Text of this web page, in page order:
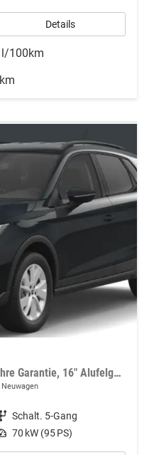
Details
l/100km
Reference 1.0 TSI 95PS, 5 Jahre Garantie, 16" Alufelgen, Parksensoren hinten, Radio 8,25"/Bluetooth, LED-Scheinwerfer/LED-Rückleuchten, Nebelscheinwerfer, 4x elektr. Fensterheber, Dachreling, Zentralverriegelung mit Fernbedienung
Neuwagen
Getriebe Schalt. 5-Gang
Leistung 70 kW (95 PS)